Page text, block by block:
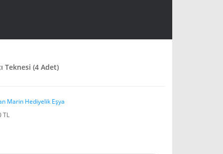
Teknesi (4 Adet)
Marin Hediyelik Eşya
TL